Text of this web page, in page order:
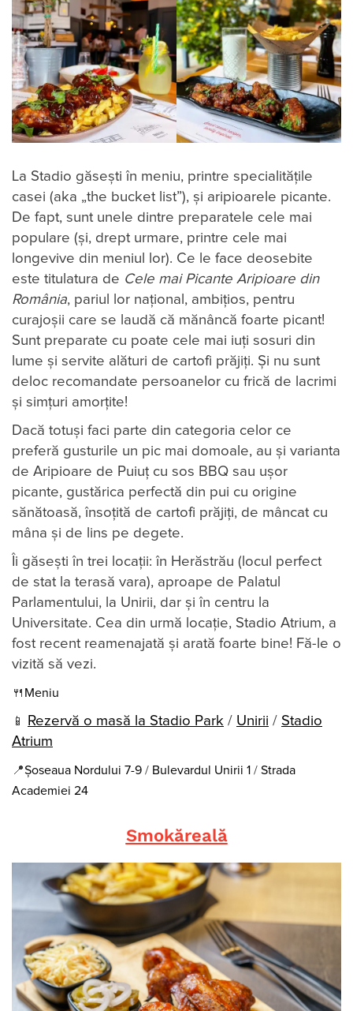
La Stadio găsești în meniu, printre specialitățile
casei (aka „the bucket list”), și aripioarele picante.
De fapt, sunt unele dintre preparatele cele mai
populare (și, drept urmare, printre cele mai
longevive din meniul lor). Ce le face deosebite
este titulatura de Cele mai Picante Aripioare din
România, pariul lor național, ambițios, pentru
curajoșii care se laudă că mănâncă foarte picant!
Sunt preparate cu poate cele mai iuți sosuri din
lume și servite alături de cartofi prăjiți. Și nu sunt
deloc recomandate persoanelor cu frică de lacrimi
și simțuri amorțite!
Dacă totuși faci parte din categoria celor ce
preferă gusturile un pic mai domoale, au și varianta
de Aripioare de Puiuț cu sos BBQ sau ușor
picante, gustărica perfectă din pui cu origine
sănătoasă, însoțită de cartofi prăjiți, de mâncat cu
mâna și de lins pe degete.
Îi găsești în trei locații: în Herăstrău (locul perfect
de stat la terasă vara), aproape de Palatul
Parlamentului, la Unirii, dar și în centru la
Universitate. Cea din urmă locație, Stadio Atrium, a
fost recent reamenajată și arată foarte bine! Fă-le o
vizită să vezi.
🍴 Meniu
📱 Rezervă o masă la Stadio Park / Unirii / Stadio
Atrium
📍Șoseaua Nordului 7-9 / Bulevardul Unirii 1 / Strada
Academiei 24
Smokăreală